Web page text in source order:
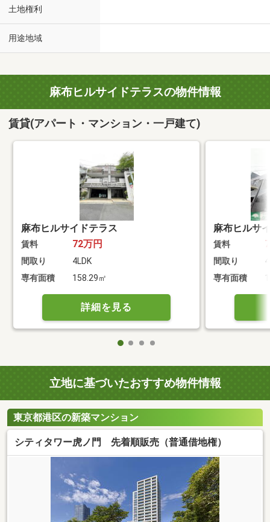
土地権利
用途地域
麻布ヒルサイドテラスの物件情報
賃貸(アパート・マンション・一戸建て)
麻布ヒルサイドテラス
賃料 72万円
間取り
4LDK
専有面積
158.29㎡
詳細を見る
麻布ヒルサ
賃料
間取り
専有面積
立地に基づいたおすすめ物件情報
東京都港区の新築マンション
シティタワー虎ノ門 先着順販売（普通借地権）